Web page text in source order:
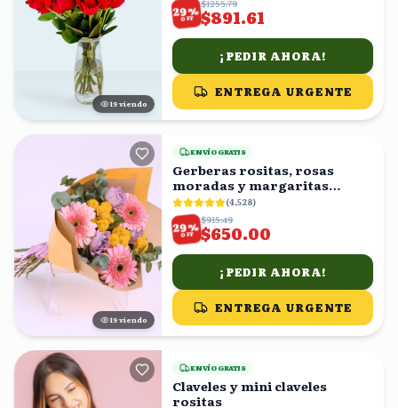
19 viendo
29%
OFF
$1255.79
$891.61
¡PEDIR AHORA!
ENTREGA URGENTE
19 viendo
ENVÍO GRATIS
Gerberas rositas, rosas
moradas y margaritas
amarillas en ramo
(4,528)
29%
OFF
$915.49
$650.00
¡PEDIR AHORA!
ENTREGA URGENTE
ENVÍO GRATIS
Claveles y mini claveles
rositas